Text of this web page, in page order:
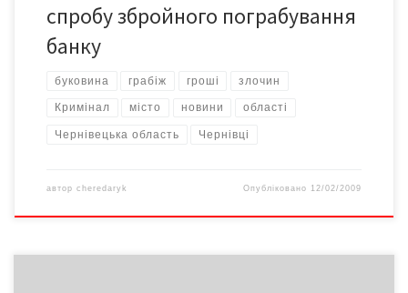
спробу збройного пограбування
банку
буковина грабіж гроші злочин
Кримінал місто новини області
Чернівецька область Чернівці
автор cheredaryk Опубліковано 12/02/2009